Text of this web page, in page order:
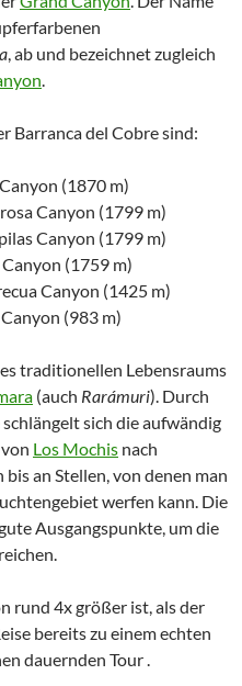
, ab und bezeichnet zugleich
Barranca del Cobre sind:
(1870 m)
Canyon (1799 m)
Canyon (1799 m)
(1759 m)
Canyon (1425 m)
(983 m)
traditionellen Lebensraums
(auch Rarámuri). Durch
sich die aufwändig
von Los Mochis nach
an Stellen, von denen man
werfen kann. Die
Ausgangspunkte, um die
rund 4x größer ist, als der
bereits zu einem echten
dauernden Tour .